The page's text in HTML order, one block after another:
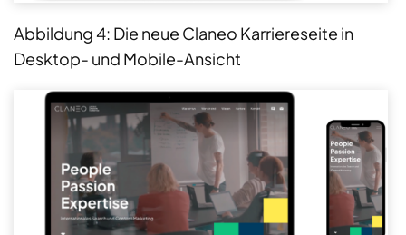
Abbildung 4: Die neue Claneo Karriereseite in
Desktop- und Mobile-Ansicht